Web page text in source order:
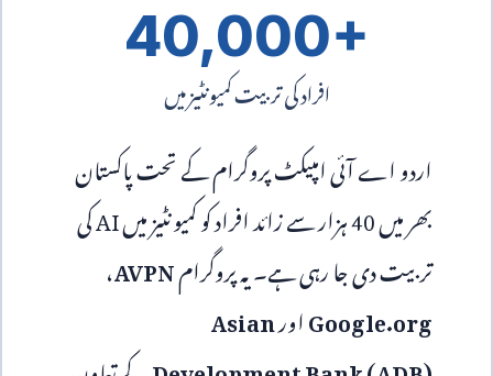
40,000+
افراد کی تربیت کمیونٹیز میں
اردو اے آئی امپیکٹ پروگرام کے تحت پاکستان
بھر میں40ہزار سے زائد افراد کو کمیونٹیز میںAIکی
تربیت دی جا رہی ہے۔ یہ پروگرامAVPN،
Google.orgاورAsian